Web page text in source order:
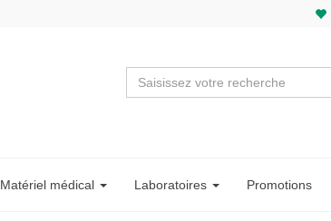
Matériel médical Laboratoires Promotions